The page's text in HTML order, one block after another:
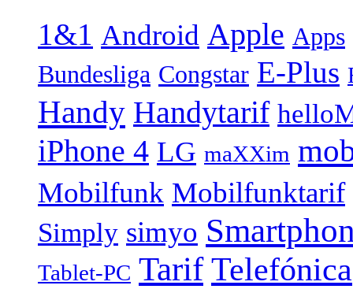
1&1 Android Apple Apps
Bundesliga Congstar E-Plus
Handy Handytarif
iPhone 4 LG maXXim
Mobilfunk Mobilfunktarif
Simply simyo
Tablet-PC Tarif Telefónica